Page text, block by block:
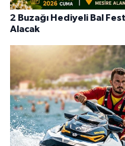
2 Buzağı Hediyeli Bal
Alacak